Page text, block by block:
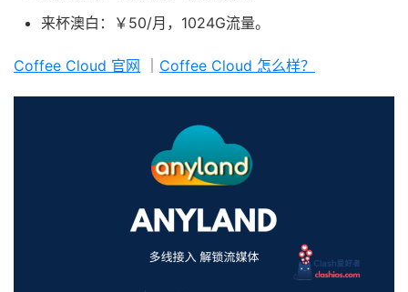
来杯澳白：￥50/月，1024G流量。
Coffee Cloud 官网 Coffee Cloud 怎么样？